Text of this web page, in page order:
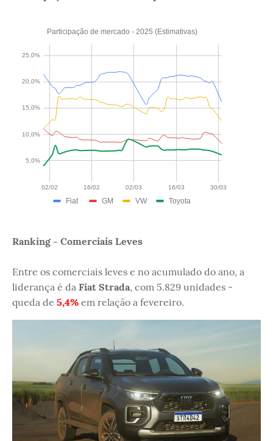
Ranking - Comerciais Leves
Entre os comerciais leves e no acumulado do ano, a
liderança é da Fiat Strada, com 5.829 unidades -
queda de 5,4% em relação a fevereiro.